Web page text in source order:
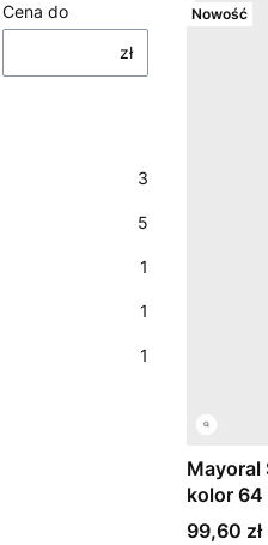
Cena do
zł
3
5
1
1
1
Nowość
Mayoral
kolor 64
Cena
99,60 zł